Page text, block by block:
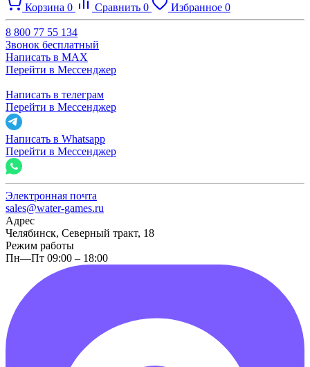
Корзина 0 Сравнить 0 Избранное 0
8 800 77 55 134
Звонок бесплатный
Написать в MAX
Перейти в Мессенджер
Написать в телеграм
Перейти в Мессенджер
Написать в Whatsapp
Перейти в Мессенджер
Электронная почта
sales@water-games.ru
Адрес
Челябинск, Северный тракт, 18
Режим работы
Пн—Пт 09:00 – 18:00